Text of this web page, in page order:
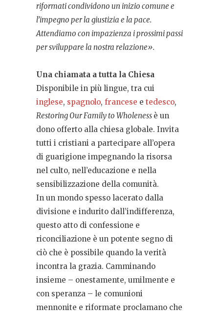
riformati condividono un inizio comune e
l’impegno per la giustizia e la pace.
Attendiamo con impazienza i prossimi passi
per sviluppare la nostra relazione».
Una chiamata a tutta la Chiesa
Disponibile in più lingue, tra cui
inglese, spagnolo, francese e tedesco,
Restoring Our Family to Wholeness è un
dono offerto alla chiesa globale. Invita
tutti i cristiani a partecipare all’opera
di guarigione impegnando la risorsa
nel culto, nell’educazione e nella
sensibilizzazione della comunità.
In un mondo spesso lacerato dalla
divisione e indurito dall’indifferenza,
questo atto di confessione e
riconciliazione è un potente segno di
ciò che è possibile quando la verità
incontra la grazia. Camminando
insieme – onestamente, umilmente e
con speranza – le comunioni
mennonite e riformate proclamano che